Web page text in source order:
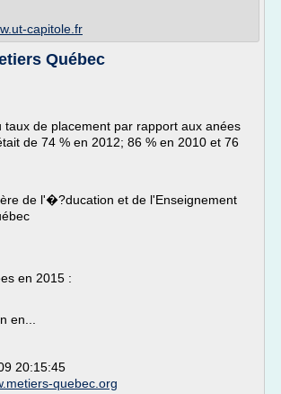
capitole.fr
Québec
taux de placement par rapport aux anées
de 74 % en 2012; 86 % en 2010 et 76
de l'�?ducation et de l'Enseignement
en 2015 :
en...
20:15:45
quebec.org